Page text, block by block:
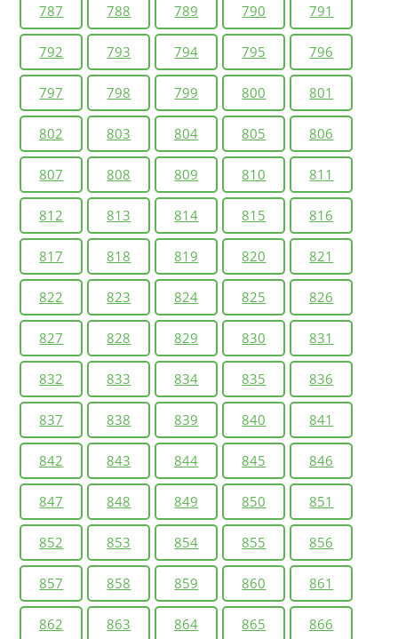
787 788 789 790 791
792 793 794 795 796
797 798 799 800 801
802 803 804 805 806
807 808 809 810 811
812 813 814 815 816
817 818 819 820 821
822 823 824 825 826
827 828 829 830 831
832 833 834 835 836
837 838 839 840 841
842 843 844 845 846
847 848 849 850 851
852 853 854 855 856
857 858 859 860 861
862 863 864 865 866